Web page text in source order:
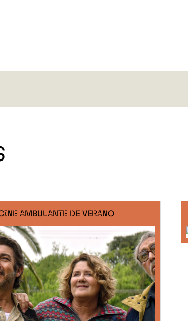
AMBULANTE DE VERANO